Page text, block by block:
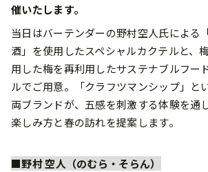
催いたします。
当⽇はバーテンダーの野村空⼈⽒による
酒」を使⽤したスペシャルカクテルと、
⽤した梅を再利⽤したサステナブルフー
ルでご⽤意。「クラフツマンシップ」と
両ブランドが、五感を刺激する体験を通
楽しみ⽅と春の訪れを提案します。
■野村 空⼈（のむら・そらん）